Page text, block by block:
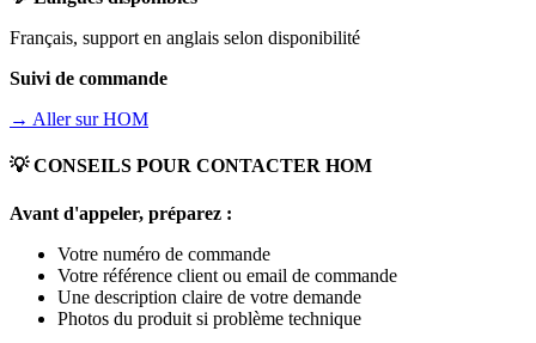
Français, support en anglais selon disponibilité
Suivi de commande
→ Aller surHOM
💡 CONSEILS POUR CONTACTER HOM
Avant d'appeler, préparez :
Votre numéro de commande
Votre référence client ou email de commande
Une description claire de votre demande
Photos du produit si problème technique